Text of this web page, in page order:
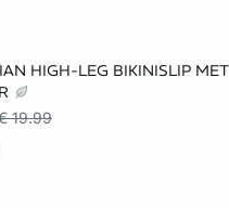
HIGH-LEG BIKINISLIP MET
19.99